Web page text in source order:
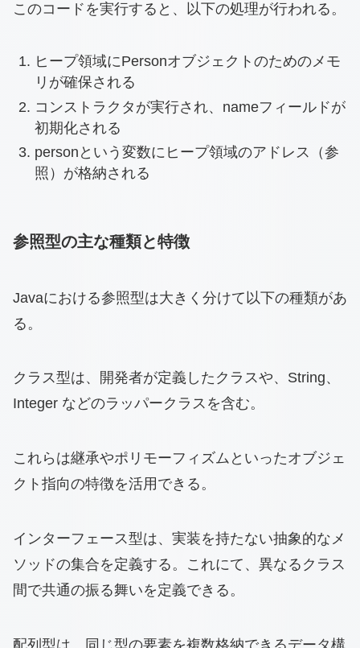
このコードを実行すると、以下の処理が行われる。
ヒープ領域にPersonオブジェクトのためのメモ
リが確保される
コンストラクタが実行され、nameフィールドが
初期化される
personという変数にヒープ領域のアドレス（参
照）が格納される
参照型の主な種類と特徴
Javaにおける参照型は大きく分けて以下の種類があ
る。
クラス型は、開発者が定義したクラスや、String、
Integer などのラッパークラスを含む。
これらは継承やポリモーフィズムといったオブジェ
クト指向の特徴を活用できる。
インターフェース型は、実装を持たない抽象的なメ
ソッドの集合を定義する。これにて、異なるクラス
間で共通の振る舞いを定義できる。
配列型は、同じ型の要素を複数格納できるデータ構